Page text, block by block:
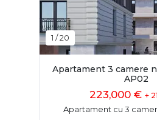
1 /20
Apartament 3 camere
AP02
223,000 € +
Apartament cu 3